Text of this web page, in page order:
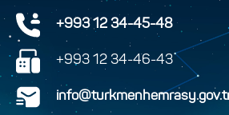
+993 12 34-45-48
+993 12 34-46-43